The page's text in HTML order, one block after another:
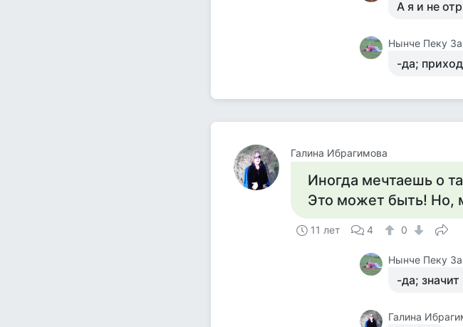
А я и не
-да;
Галина Ибрагимова
Иногда мечтаешь о
Это может быть! Но,
11 лет 4 0
-да;
Галина